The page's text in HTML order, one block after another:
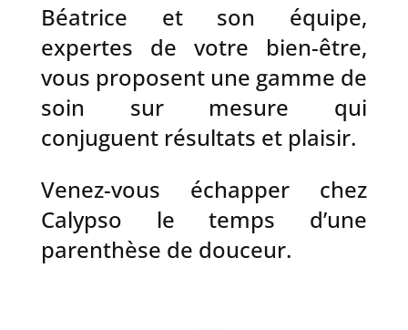
Béatrice et son équipe,
expertes de votre bien-être,
vous proposent une gamme de
soin sur mesure qui
conjuguent résultats et plaisir.
Venez-vous échapper chez
Calypso le temps d’une
parenthèse de douceur.